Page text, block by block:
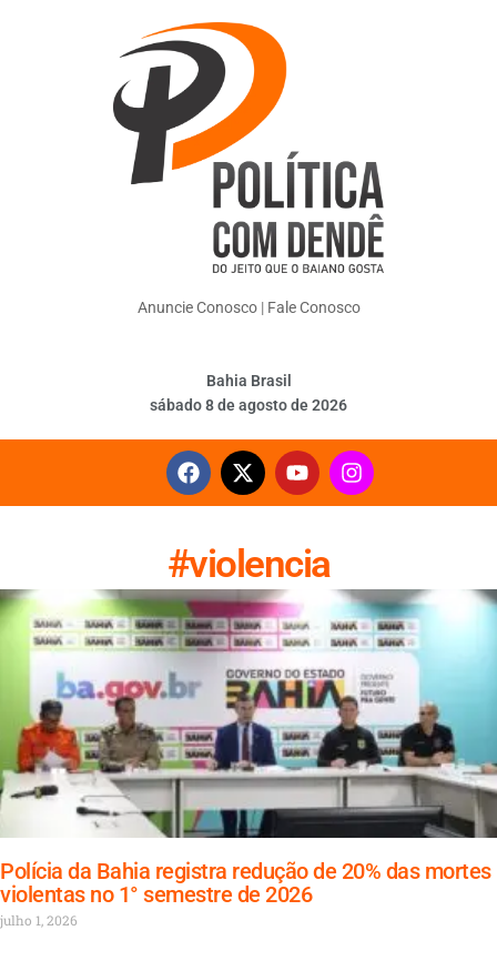
Anuncie Conosco| Fale Conosco
Bahia Brasil
sábado 8 de agosto de 2026
#violencia
Polícia da Bahia registra redução de 20% das mortes
violentas no 1° semestre de 2026
julho 1, 2026